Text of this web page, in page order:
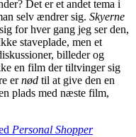
Det er et andet tema i
selv ændrer sig. Skyerne
for hver gang jeg ser den,
staveplade, men et
billeder og
en film der tiltvinger sig
ernød til at give den en
plads med næste film,
Personal Shopper